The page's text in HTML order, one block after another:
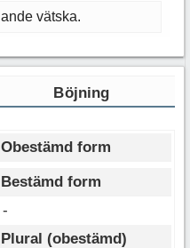
vätska.
Böjning
Obestämd form
Bestämd form
-
Plural (obestämd)